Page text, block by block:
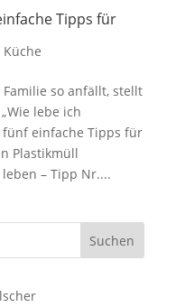
Tipps für
Küche
so anfällt, stellt
lebe ich
fünf einfache Tipps für
Plastikmüll
– Tipp Nr....